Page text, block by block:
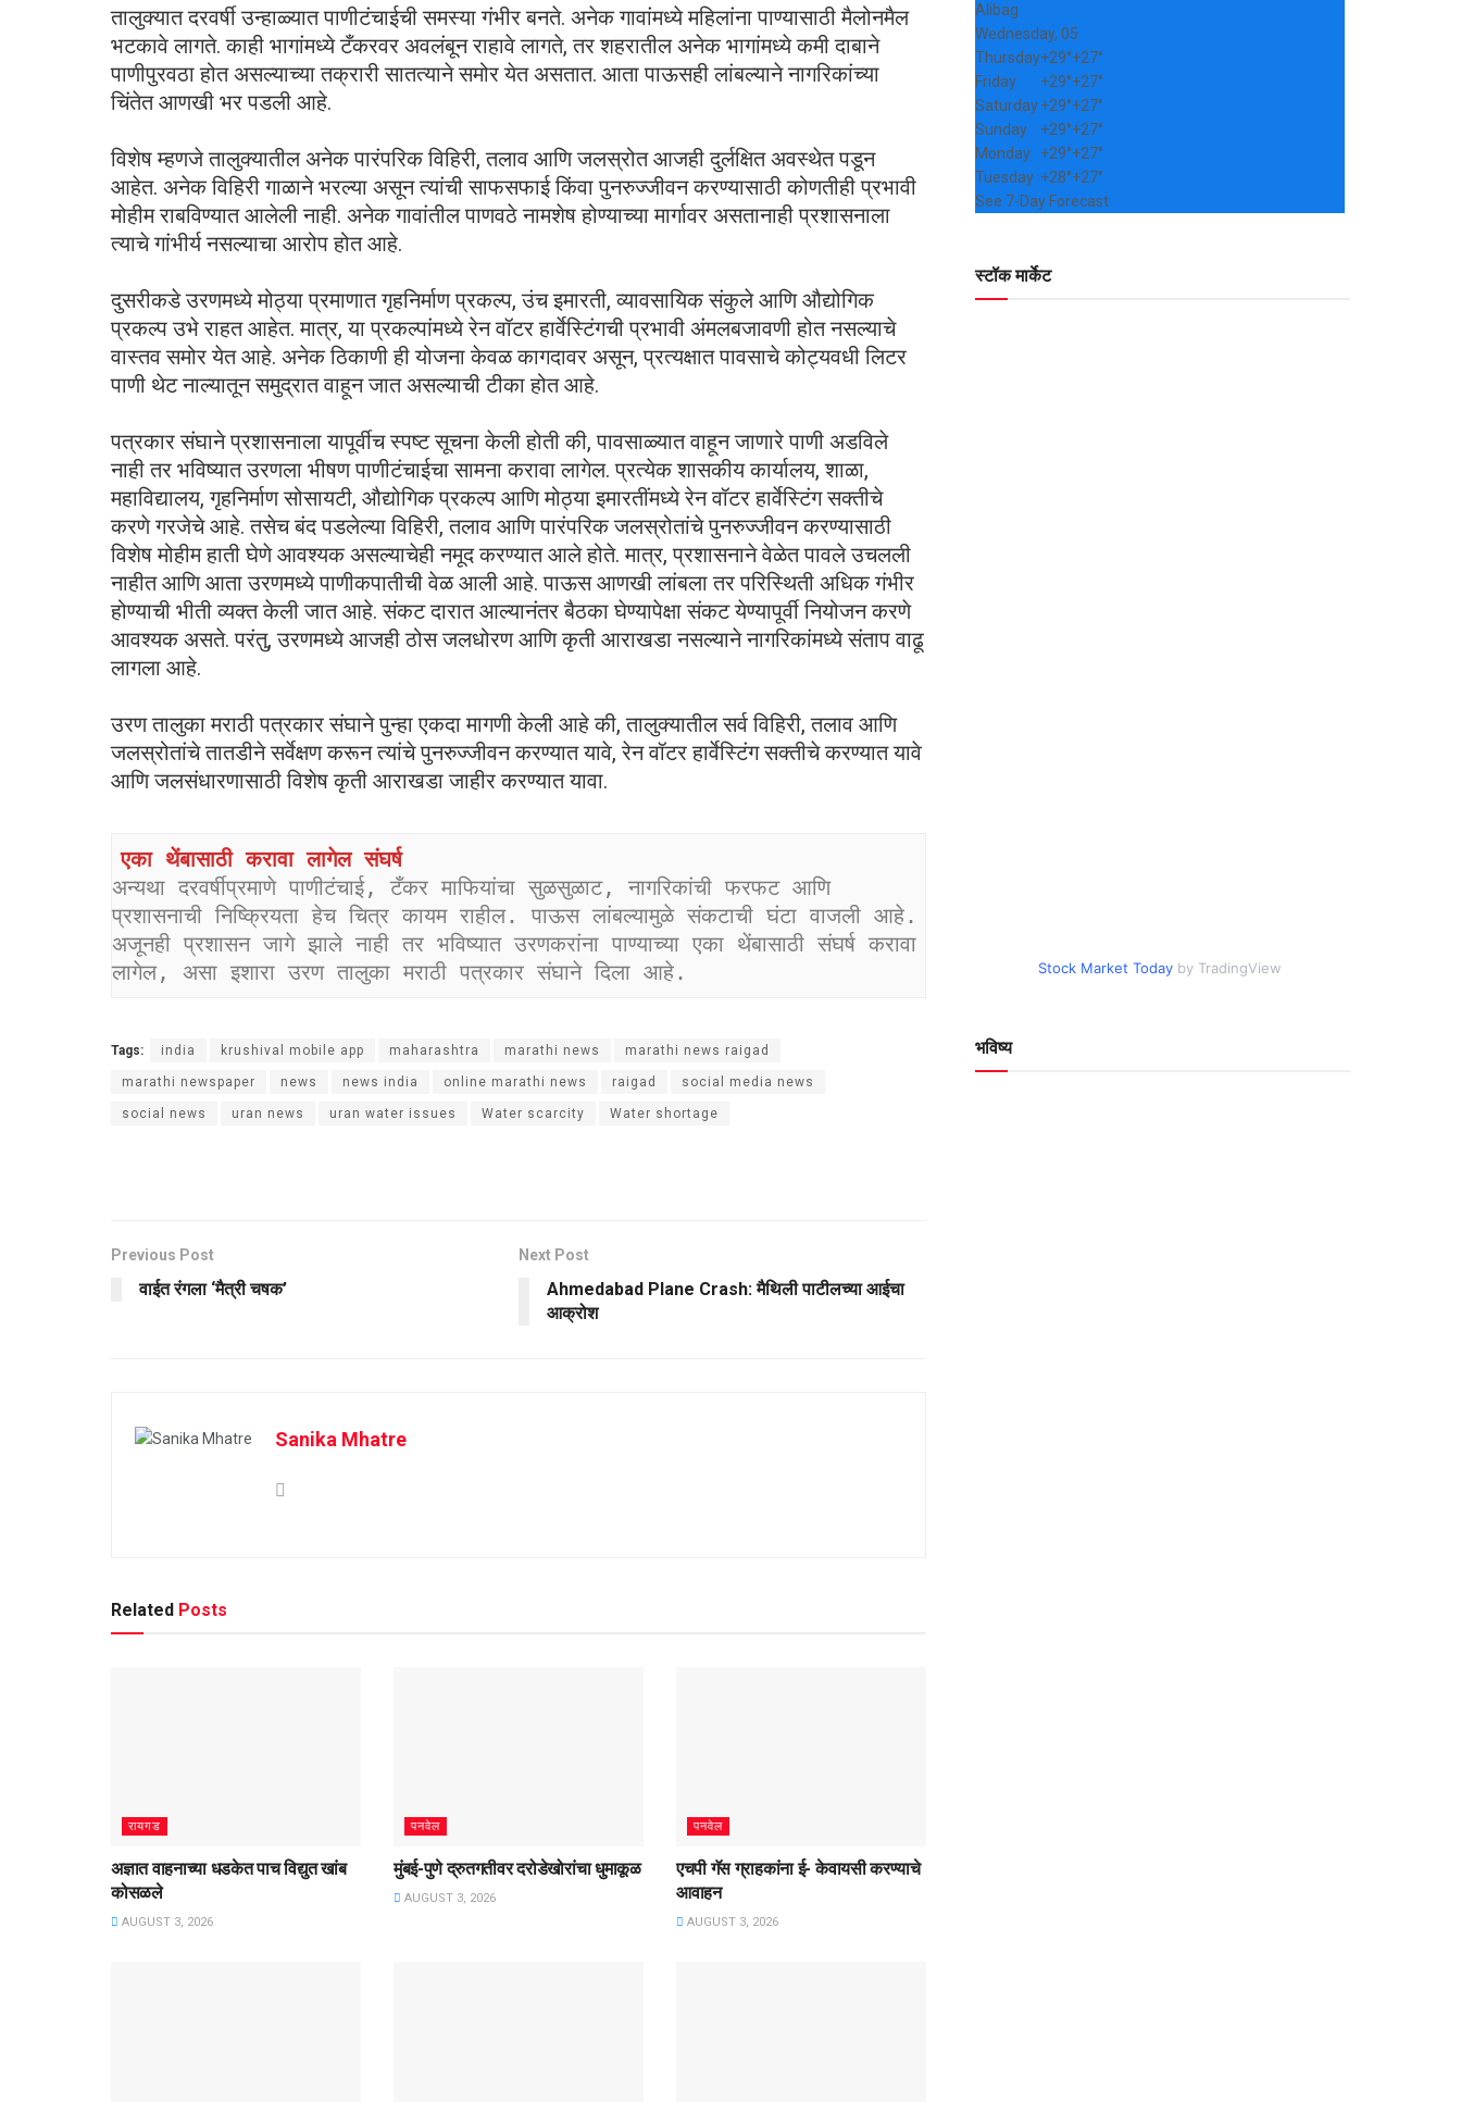
तालुक्यात दरवर्षी उन्हाळ्यात पाणीटंचाईची समस्या गंभीर बनते. अनेक गावांमध्ये महिलांना पाण्यासाठी मैलोनमैल
भटकावे लागते. काही भागांमध्ये टँकरवर अवलंबून राहावे लागते, तर शहरातील अनेक भागांमध्ये कमी दाबाने
पाणीपुरवठा होत असल्याच्या तक्रारी सातत्याने समोर येत असतात. आता पाऊसही लांबल्याने नागरिकांच्या
चिंतेत आणखी भर पडली आहे.
विशेष म्हणजे तालुक्यातील अनेक पारंपरिक विहिरी, तलाव आणि जलस्रोत आजही दुर्लक्षित अवस्थेत पडून
आहेत. अनेक विहिरी गाळाने भरल्या असून त्यांची साफसफाई किंवा पुनरुज्जीवन करण्यासाठी कोणतीही प्रभावी
मोहीम राबविण्यात आलेली नाही. अनेक गावांतील पाणवठे नामशेष होण्याच्या मार्गावर असतानाही प्रशासनाला
त्याचे गांभीर्य नसल्याचा आरोप होत आहे.
दुसरीकडे उरणमध्ये मोठ्या प्रमाणात गृहनिर्माण प्रकल्प, उंच इमारती, व्यावसायिक संकुले आणि औद्योगिक
प्रकल्प उभे राहत आहेत. मात्र, या प्रकल्पांमध्ये रेन वॉटर हार्वेस्टिंगची प्रभावी अंमलबजावणी होत नसल्याचे
वास्तव समोर येत आहे. अनेक ठिकाणी ही योजना केवळ कागदावर असून, प्रत्यक्षात पावसाचे कोट्यवधी लिटर
पाणी थेट नाल्यातून समुद्रात वाहून जात असल्याची टीका होत आहे.
पत्रकार संघाने प्रशासनाला यापूर्वीच स्पष्ट सूचना केली होती की, पावसाळ्यात वाहून जाणारे पाणी अडविले
नाही तर भविष्यात उरणला भीषण पाणीटंचाईचा सामना करावा लागेल. प्रत्येक शासकीय कार्यालय, शाळा,
महाविद्यालय, गृहनिर्माण सोसायटी, औद्योगिक प्रकल्प आणि मोठ्या इमारतींमध्ये रेन वॉटर हार्वेस्टिंग सक्तीचे
करणे गरजेचे आहे. तसेच बंद पडलेल्या विहिरी, तलाव आणि पारंपरिक जलस्रोतांचे पुनरुज्जीवन करण्यासाठी
विशेष मोहीम हाती घेणे आवश्यक असल्याचेही नमूद करण्यात आले होते. मात्र, प्रशासनाने वेळेत पावले उचलली
नाहीत आणि आता उरणमध्ये पाणीकपातीची वेळ आली आहे. पाऊस आणखी लांबला तर परिस्थिती अधिक गंभीर
होण्याची भीती व्यक्त केली जात आहे. संकट दारात आल्यानंतर बैठका घेण्यापेक्षा संकट येण्यापूर्वी नियोजन करणे
आवश्यक असते. परंतु, उरणमध्ये आजही ठोस जलधोरण आणि कृती आराखडा नसल्याने नागरिकांमध्ये संताप वाढू
लागला आहे.
उरण तालुका मराठी पत्रकार संघाने पुन्हा एकदा मागणी केली आहे की, तालुक्यातील सर्व विहिरी, तलाव आणि
जलस्रोतांचे तातडीने सर्वेक्षण करून त्यांचे पुनरुज्जीवन करण्यात यावे, रेन वॉटर हार्वेस्टिंग सक्तीचे करण्यात यावे
आणि जलसंधारणासाठी विशेष कृती आराखडा जाहीर करण्यात यावा.
एका थेंबासाठी करावा लागेल संघर्ष
अन्यथा दरवर्षीप्रमाणे पाणीटंचाई, टँकर माफियांचा सुळसुळाट, नागरिकांची फरफट आणि
प्रशासनाची निष्क्रियता हेच चित्र कायम राहील. पाऊस लांबल्यामुळे संकटाची घंटा वाजली आहे.
अजूनही प्रशासन जागे झाले नाही तर भविष्यात उरणकरांना पाण्याच्या एका थेंबासाठी संघर्ष करावा
लागेल, असा इशारा उरण तालुका मराठी पत्रकार संघाने दिला आहे.
Tags: india krushival mobile app maharashtra marathi news marathi news raigad
marathi newspaper news news india online marathi news raigad social media news
social news uran news uran water issues Water scarcity Water shortage
Previous Post
वाईत रंगला ‘मैत्री चषक’
Next Post
Ahmedabad Plane Crash: मैथिली पाटीलच्या आईचा
आक्रोश
Sanika Mhatre
Related Posts
रायगड
अज्ञात वाहनाच्या धडकेत पाच विद्युत खांब
कोसळले
AUGUST 3, 2026
पनवेल
मुंबई-पुणे द्रुतगतीवर दरोडेखोरांचा धुमाकूळ
AUGUST 3, 2026
पनवेल
एचपी गॅस ग्राहकांना ई- केवायसी करण्याचे
आवाहन
AUGUST 3, 2026
Alibag
Wednesday, 05
Thursday+29°+27°
Friday
+29°+27°
Saturday+29°+27°
Sunday
+29°+27°
Monday
+29°+27°
Tuesday +28°+27°
See 7-Day Forecast
स्टॉक मार्केट
Stock Market Today by TradingView
भविष्य